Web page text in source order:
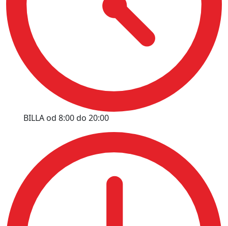
BILLA od 8:00 do 20:00